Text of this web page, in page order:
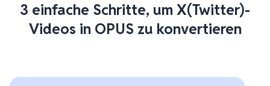
3 einfache Schritte, um X(Twitter)-
Videos in OPUS zu konvertieren